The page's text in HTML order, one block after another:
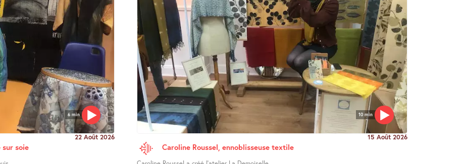
6 min
22 Août 2026
sur soie
10 min
15 Août 2026
Caroline Roussel, ennoblisseuse textile